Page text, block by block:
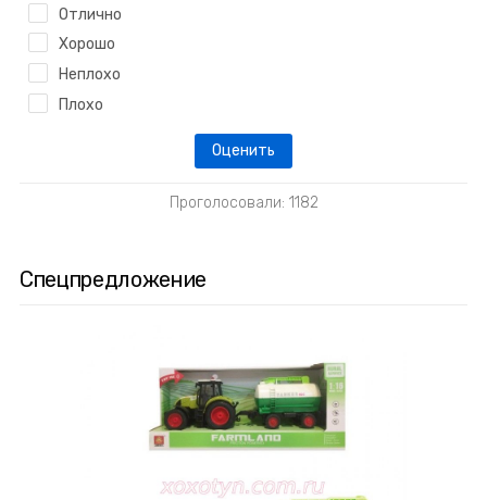
Отлично
Хорошо
Неплохо
Плохо
Проголосовали: 1182
Спецпредложение